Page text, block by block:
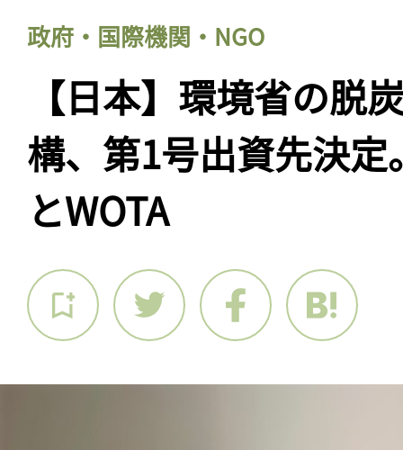
政府・国際機関・NGO
【日本】環境省の脱
構、第1号出資先決
とWOTA